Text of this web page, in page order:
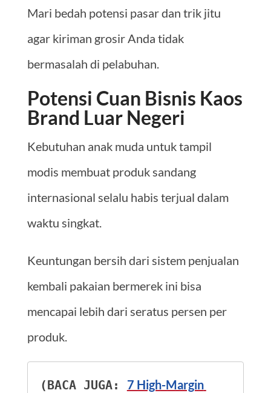
Mari bedah potensi pasar dan trik jitu
agar kiriman grosir Anda tidak
bermasalah di pelabuhan.
Potensi Cuan Bisnis Kaos
Brand Luar Negeri
Kebutuhan anak muda untuk tampil
modis membuat produk sandang
internasional selalu habis terjual dalam
waktu singkat.
Keuntungan bersih dari sistem penjualan
kembali pakaian bermerek ini bisa
mencapai lebih dari seratus persen per
produk.
(BACA JUGA: 7 High-Margin